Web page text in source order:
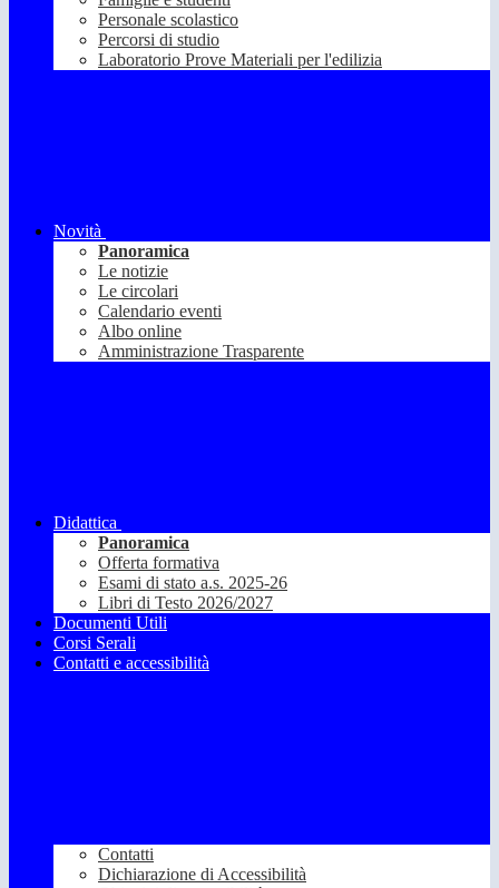
Personale scolastico
Percorsi di studio
Laboratorio Prove Materiali per l'edilizia
Novità
Panoramica
Le notizie
Le circolari
Calendario eventi
Albo online
Amministrazione Trasparente
Didattica
Panoramica
Offerta formativa
Esami di stato a.s. 2025-26
Libri di Testo 2026/2027
Documenti Utili
Corsi Serali
Contatti e accessibilità
Contatti
Dichiarazione di Accessibilità